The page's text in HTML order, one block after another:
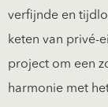
verfijnde en
keten van privé-
project om een
harmonie met